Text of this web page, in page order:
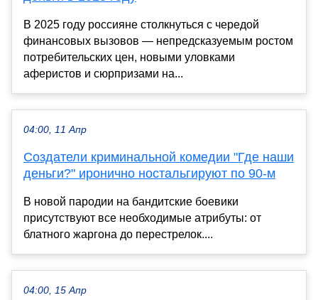
В 2025 году россияне столкнуться с чередой
финансовых вызовов — непредсказуемым ростом
потребительских цен, новыми уловками
аферистов и сюрпризами на...
04:00, 11 Апр
Создатели криминальной комедии "Где наши
деньги?" иронично ностальгируют по 90-м
В новой пародии на бандитские боевики
присутствуют все необходимые атрибуты: от
блатного жаргона до перестрелок....
04:00, 15 Апр